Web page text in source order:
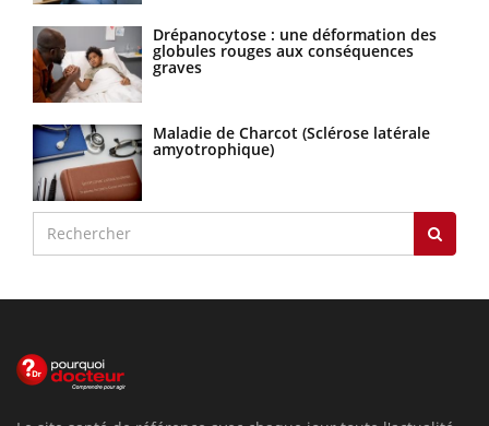
Drépanocytose : une déformation des
globules rouges aux conséquences
graves
Maladie de Charcot (Sclérose latérale
amyotrophique)